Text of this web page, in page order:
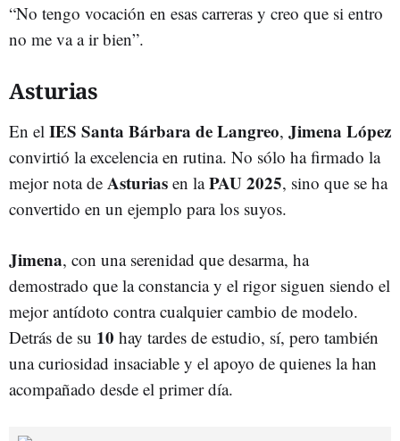
“No tengo vocación en esas carreras y creo que si entro
no me va a ir bien”.
Asturias
En el IES Santa Bárbara de Langreo, Jimena López
convirtió la excelencia en rutina. No sólo ha firmado la
mejor nota de Asturias en laPAU 2025, sino que se ha
convertido en un ejemplo para los suyos.
Jimena, con una serenidad que desarma, ha
demostrado que la constancia y el rigor siguen siendo el
mejor antídoto contra cualquier cambio de modelo.
Detrás de su 10 hay tardes de estudio, sí, pero también
una curiosidad insaciable y el apoyo de quienes la han
acompañado desde el primer día.